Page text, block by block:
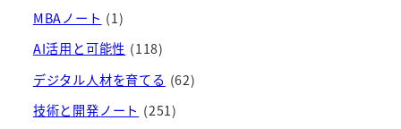
ブ
MBAノート (1)
AI活用と可能性 (118)
デジタル人材を育てる (62)
技術と開発ノート (251)